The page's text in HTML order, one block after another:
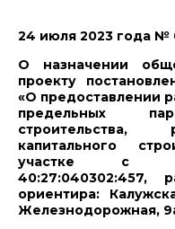
24 июля 2023 года №
О назначении
проекту
«О предоставлении
предельных
строительства,
капитального
участке с
40:27:040302:457,
ориентира:
Железнодорожная,